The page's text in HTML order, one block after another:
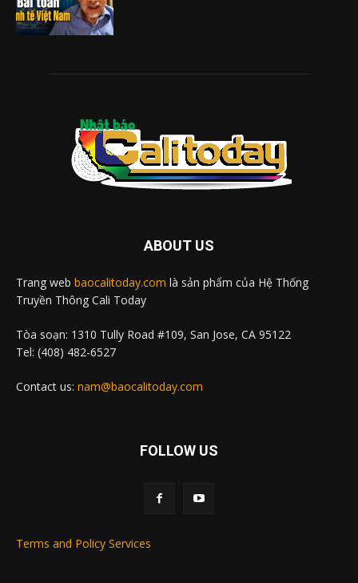
ABOUT US
Trang web baocalitoday.com là sản phẩm của Hệ Thống
Truyền Thông Cali Today
Tòa soạn: 1310 Tully Road #109, San Jose, CA 95122
Tel: (408) 482-6527
Contact us: nam@baocalitoday.com
FOLLOW US
Terms and Policy Services